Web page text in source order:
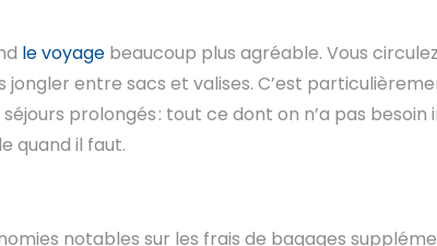
le voyage beaucoup plus agréable. Vous
jongler entre sacs et valises. C’est
prolongés : tout ce dont on n’a pas
quand il faut.
notables sur les frais de bagages